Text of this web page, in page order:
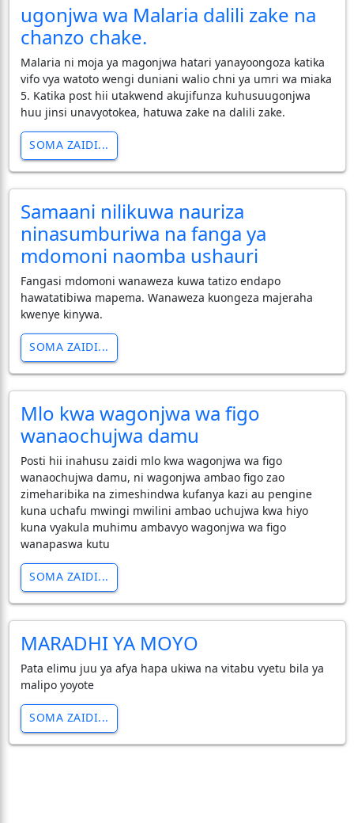
ugonjwa wa Malaria dalili zake na
chanzo chake.
Malaria ni moja ya magonjwa hatari yanayoongoza katika
vifo vya watoto wengi duniani walio chni ya umri wa miaka
5. Katika post hii utakwend akujifunza kuhusuugonjwa
huu jinsi unavyotokea, hatuwa zake na dalili zake.
SOMA ZAIDI...
Samaani nilikuwa nauriza
ninasumburiwa na fanga ya
mdomoni naomba ushauri
Fangasi mdomoni wanaweza kuwa tatizo endapo
hawatatibiwa mapema. Wanaweza kuongeza majeraha
kwenye kinywa.
SOMA ZAIDI...
Mlo kwa wagonjwa wa figo
wanaochujwa damu
Posti hii inahusu zaidi mlo kwa wagonjwa wa figo
wanaochujwa damu, ni wagonjwa ambao figo zao
zimeharibika na zimeshindwa kufanya kazi au pengine
kuna uchafu mwingi mwilini ambao uchujwa kwa hiyo
kuna vyakula muhimu ambavyo wagonjwa wa figo
wanapaswa kutu
SOMA ZAIDI...
MARADHI YA MOYO
Pata elimu juu ya afya hapa ukiwa na vitabu vyetu bila ya
malipo yoyote
SOMA ZAIDI...